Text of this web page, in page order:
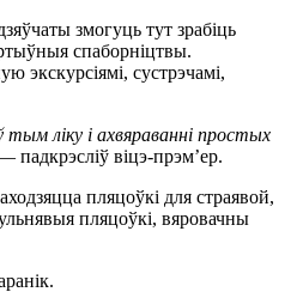
змогуць тут зрабіць
спаборніцтвы.
сустрэчамі,
ліку і ахвяраванні простых
падкрэсліў віцэ-прэм’ер.
пляцоўкі для страявой,
пляцоўкі, вяровачны